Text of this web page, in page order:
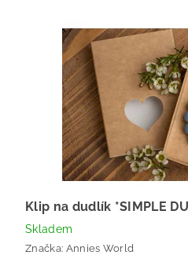
Klip na dudlík *SIMPLE
Skladem
Značka: Annies World